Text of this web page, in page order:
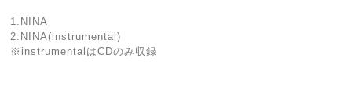
1.NINA
2.NINA(instrumental)
※instrumentalはCDのみ収録